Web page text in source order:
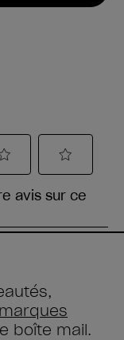
marques
boîte mail.